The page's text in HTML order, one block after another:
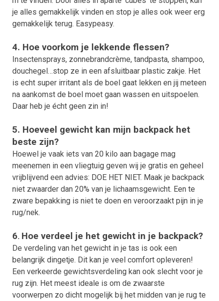
je alles gemakkelijk vinden en stop je alles ook weer erg
gemakkelijk terug. Easypeasy.
4. Hoe voorkom je lekkende flessen?
Insectensprays, zonnebrandcrème, tandpasta, shampoo,
douchegel…stop ze in een afsluitbaar plastic zakje. Het
is echt super irritant als de boel gaat lekken en jij meteen
na aankomst de boel moet gaan wassen en uitspoelen.
Daar heb je écht geen zin in!
5. Hoeveel gewicht kan mijn backpack het
beste zijn?
Hoewel je vaak iets van 20 kilo aan bagage mag
meenemen in een vliegtuig geven wij je gratis en geheel
vrijblijvend een advies: DOE HET NIET. Maak je backpack
niet zwaarder dan 20% van je lichaamsgewicht. Een te
zware bepakking is niet te doen en veroorzaakt pijn in je
rug/nek.
6. Hoe verdeel je het gewicht in je backpack?
De verdeling van het gewicht in je tas is ook een
belangrijk dingetje. Dit kan je veel comfort opleveren!
Een verkeerde gewichtsverdeling kan ook slecht voor je
rug zijn. Het meest ideale is om de zwaarste
voorwerpen zo dicht mogelijk bij het midden van je rug te